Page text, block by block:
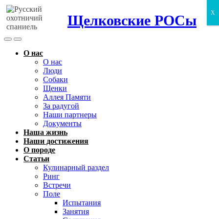
Щелковские РОСы
Search
Toggle
Menu
О нас
О нас
Люди
Собаки
Щенки
Аллея Памяти
За радугой
Наши партнеры
Документы
Наша жизнь
Наши достижения
О породе
Статьи
Кулинарный раздел
Ринг
Встречи
Поле
Испытания
Занятия
X